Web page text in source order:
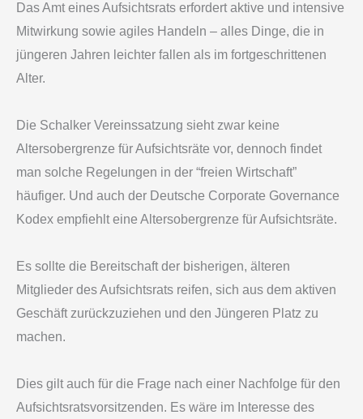
Das Amt eines Aufsichtsrats erfordert aktive und intensive
Mitwirkung sowie agiles Handeln – alles Dinge, die in
jüngeren Jahren leichter fallen als im fortgeschrittenen
Alter.
Die Schalker Vereinssatzung sieht zwar keine
Altersobergrenze für Aufsichtsräte vor, dennoch findet
man solche Regelungen in der “freien Wirtschaft”
häufiger. Und auch der Deutsche Corporate Governance
Kodex empfiehlt eine Altersobergrenze für Aufsichtsräte.
Es sollte die Bereitschaft der bisherigen, älteren
Mitglieder des Aufsichtsrats reifen, sich aus dem aktiven
Geschäft zurückzuziehen und den Jüngeren Platz zu
machen.
Dies gilt auch für die Frage nach einer Nachfolge für den
Aufsichtsratsvorsitzenden. Es wäre im Interesse des